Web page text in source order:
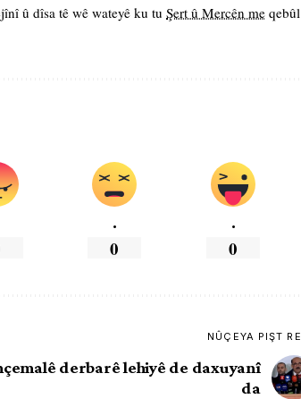
û dîsa tê wê wateyê ku tu Şert û Mercên me qebûl
.
0
.
0
NÛÇEYA PIŞT RE
derbarê lehiyê de daxuyanî
da